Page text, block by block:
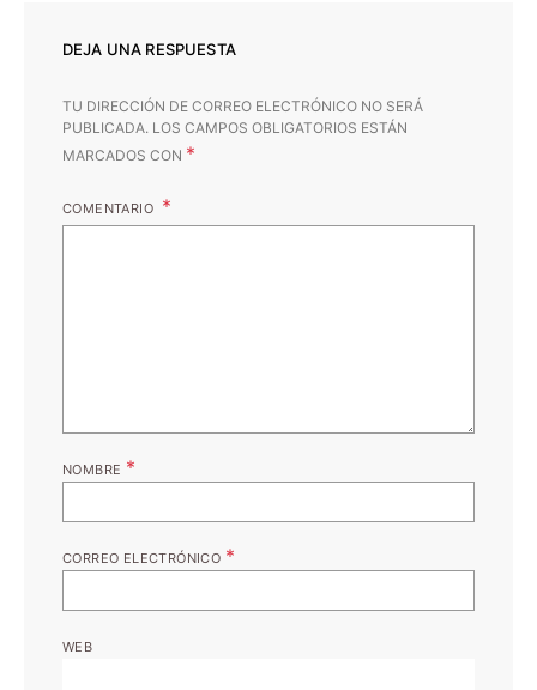
DEJA UNA RESPUESTA
TU DIRECCIÓN DE CORREO ELECTRÓNICO NO SERÁ
PUBLICADA. LOS CAMPOS OBLIGATORIOS ESTÁN
MARCADOS CON *
COMENTARIO
NOMBRE *
CORREO ELECTRÓNICO *
WEB